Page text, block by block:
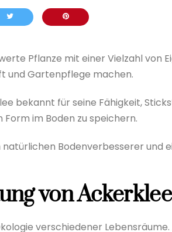
Pflanze mit einer Vielzahl von
und Gartenpflege machen.
bekannt für seine Fähigkeit,
im Boden zu speichern.
Bodenverbesserer und
von Ackerklee
verschiedener Lebensräume.